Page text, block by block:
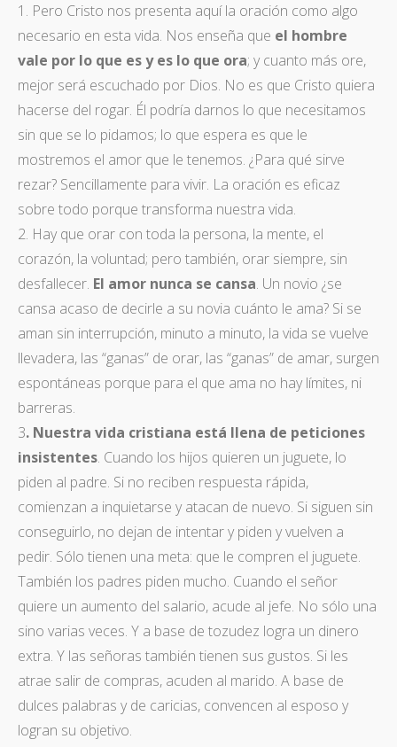
1. Pero Cristo nos presenta aquí la oración como algo
necesario en esta vida. Nos enseña que el hombre
vale por lo que es y es lo que ora; y cuanto más ore,
mejor será escuchado por Dios. No es que Cristo quiera
hacerse del rogar. Él podría darnos lo que necesitamos
sin que se lo pidamos; lo que espera es que le
mostremos el amor que le tenemos. ¿Para qué sirve
rezar? Sencillamente para vivir. La oración es eficaz
sobre todo porque transforma nuestra vida.
2. Hay que orar con toda la persona, la mente, el
corazón, la voluntad; pero también, orar siempre, sin
desfallecer. El amor nunca se cansa. Un novio ¿se
cansa acaso de decirle a su novia cuánto le ama? Si se
aman sin interrupción, minuto a minuto, la vida se vuelve
llevadera, las “ganas” de orar, las “ganas” de amar, surgen
espontáneas porque para el que ama no hay límites, ni
barreras.
3. Nuestra vida cristiana está llena de peticiones
insistentes. Cuando los hijos quieren un juguete, lo
piden al padre. Si no reciben respuesta rápida,
comienzan a inquietarse y atacan de nuevo. Si siguen sin
conseguirlo, no dejan de intentar y piden y vuelven a
pedir. Sólo tienen una meta: que le compren el juguete.
También los padres piden mucho. Cuando el señor
quiere un aumento del salario, acude al jefe. No sólo una
sino varias veces. Y a base de tozudez logra un dinero
extra. Y las señoras también tienen sus gustos. Si les
atrae salir de compras, acuden al marido. A base de
dulces palabras y de caricias, convencen al esposo y
logran su objetivo.